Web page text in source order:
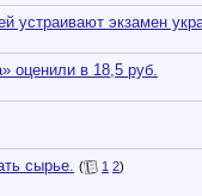
устраивают экзамен
оценили в 18,5 руб.
сырье. ( 1 2)